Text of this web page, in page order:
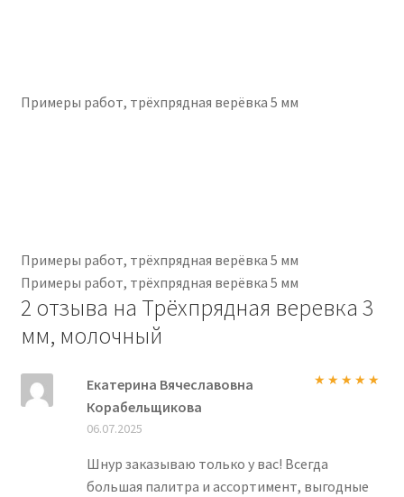
Примеры работ, трёхпрядная верёвка 5 мм
Примеры работ, трёхпрядная верёвка 5 мм
Примеры работ, трёхпрядная верёвка 5 мм
2 отзыва на Трёхпрядная веревка 3
мм, молочный
Екатерина Вячеславовна
Корабельщикова
06.07.2025
Шнур заказываю только у вас! Всегда
большая палитра и ассортимент, выгодные